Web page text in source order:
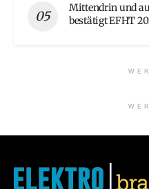
Mittendrin und
bestätigt EFHT